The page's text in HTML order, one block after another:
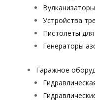
Вулканизаторы
Устройства
Пистолеты
Генераторы
Гаражное